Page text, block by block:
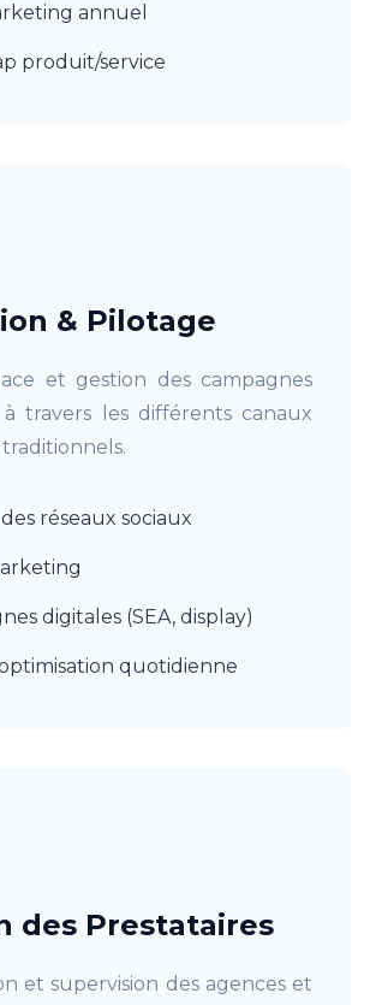
annuel
produit/service
& Pilotage
et gestion des campagnes
travers les différents canaux
réseaux sociaux
digitales (SEA, display)
quotidienne
des Prestataires
et supervision des agences et